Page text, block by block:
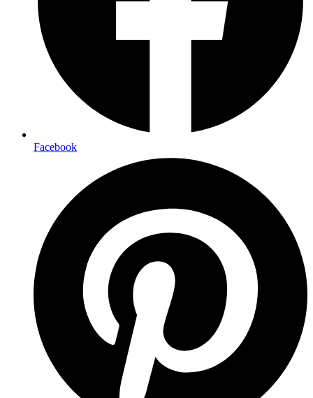
Facebook